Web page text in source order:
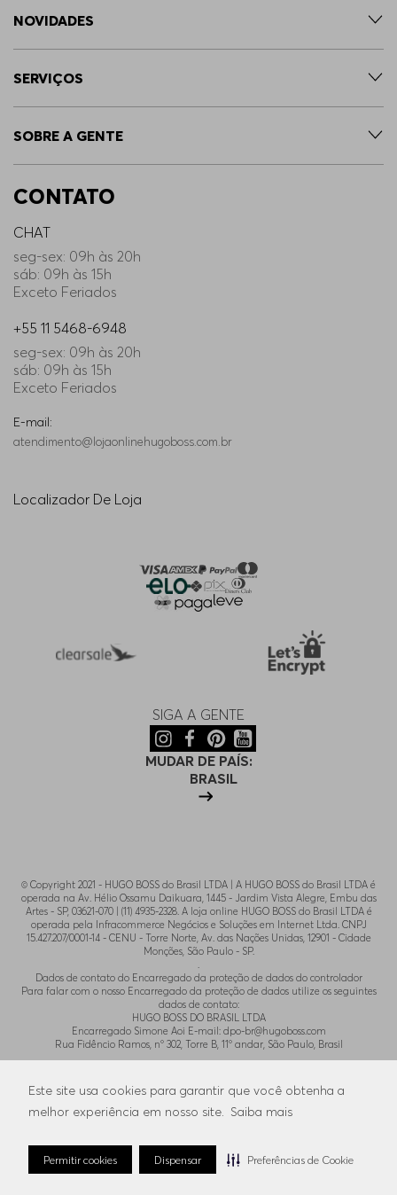
Este site usa cookies para garantir que você obtenha a
melhor experiência em nosso site. Saiba mais
Permitir cookies Dispensar Preferências de Cookie
Preferências de Cookies
NOVIDADES
SERVIÇOS
SOBRE A GENTE
CONTATO
CHAT
seg-sex: 09h às 20h
sáb: 09h às 15h
Exceto Feriados
+55 11 5468-6948
seg-sex: 09h às 20h
sáb: 09h às 15h
Exceto Feriados
E-mail:
atendimento@lojaonlinehugoboss.com.br
Localizador De Loja
SIGA A GENTE
MUDAR DE PAÍS:
BRASIL
© Copyright 2021 - HUGO BOSS do Brasil LTDA | A HUGO BOSS do Brasil LTDA é
operada na Av. Hélio Ossamu Daikuara, 1445 - Jardim Vista Alegre, Embu das
Artes - SP, 03621-070 | (11) 4935-2328. A loja online HUGO BOSS do Brasil LTDA é
operada pela Infracommerce Negócios e Soluções em Internet Ltda. CNPJ
15.427.207/0001-14 - CENU - Torre Norte, Av. das Nações Unidas, 12901 - Cidade
Monções, São Paulo - SP.
.
Dados de contato do Encarregado da proteção de dados do controlador
Para falar com o nosso Encarregado da proteção de dados utilize os seguintes
dados de contato:
HUGO BOSS DO BRASIL LTDA
Encarregado Simone Aoi E-mail: dpo-br@hugoboss.com
Rua Fidêncio Ramos, n° 302, Torre B, 11° andar, São Paulo, Brasil
Para contato com o SAC utilize o email
atendimento@lojaonlinehugoboss.com.br